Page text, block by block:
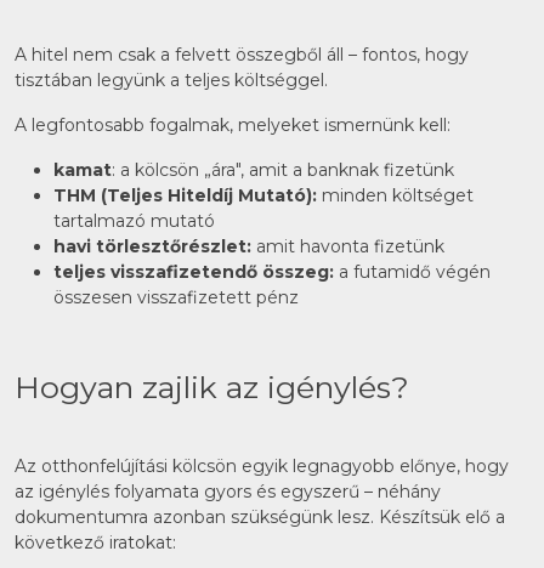
A hitel nem csak a felvett összegből áll – fontos, hogy
tisztában legyünk a teljes költséggel.
A legfontosabb fogalmak, melyeket ismernünk kell:
kamat: a kölcsön „ára", amit a banknak fizetünk
THM (Teljes Hiteldíj Mutató): minden költséget
tartalmazó mutató
havi törlesztőrészlet: amit havonta fizetünk
teljes visszafizetendő összeg: a futamidő végén
összesen visszafizetett pénz
Hogyan zajlik az igénylés?
Az otthonfelújítási kölcsön egyik legnagyobb előnye, hogy
az igénylés folyamata gyors és egyszerű – néhány
dokumentumra azonban szükségünk lesz. Készítsük elő a
következő iratokat: